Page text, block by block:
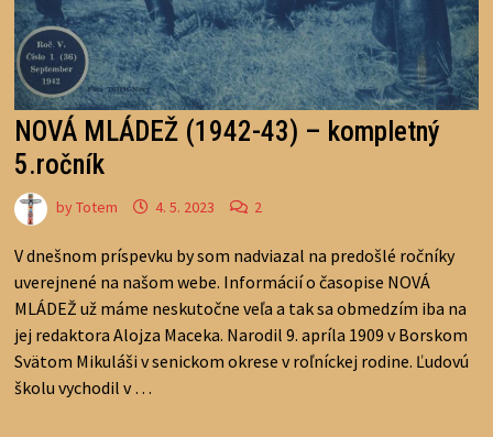
NOVÁ MLÁDEŽ (1942-43) – kompletný
5.ročník
byTotem 4. 5. 2023 2
V dnešnom príspevku by som nadviazal na predošlé ročníky
uverejnené na našom webe. Informácií o časopise NOVÁ
MLÁDEŽ už máme neskutočne veľa a tak sa obmedzím iba na
jej redaktora Alojza Maceka. Narodil 9. apríla 1909 v Borskom
Svätom Mikuláši v senickom okrese v roľníckej rodine. Ľudovú
školu vychodil v …